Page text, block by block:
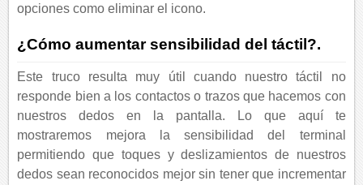
opciones como eliminar el icono.
¿Cómo aumentar sensibilidad del táctil?.
Este truco resulta muy útil cuando nuestro táctil no
responde bien a los contactos o trazos que hacemos con
nuestros dedos en la pantalla. Lo que aquí te
mostraremos mejora la sensibilidad del terminal
permitiendo que toques y deslizamientos de nuestros
dedos sean reconocidos mejor sin tener que incrementar